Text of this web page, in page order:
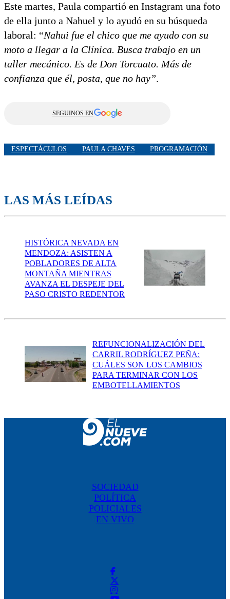
Este martes, Paula compartió en Instagram una foto
de ella junto a Nahuel y lo ayudó en su búsqueda
laboral: “Nahui fue el chico que me ayudo con su
moto a llegar a la Clínica. Busca trabajo en un
taller mecánico. Es de Don Torcuato. Más de
confianza que él, posta, que no hay”.
SEGUINOS EN
ESPECTÁCULOS PAULA CHAVES PROGRAMACIÓN
LAS MÁS LEÍDAS
HISTÓRICA NEVADA EN
MENDOZA: ASISTEN A
POBLADORES DE ALTA
MONTAÑA MIENTRAS
AVANZA EL DESPEJE DEL
PASO CRISTO REDENTOR
REFUNCIONALIZACIÓN DEL
CARRIL RODRÍGUEZ PEÑA:
CUÁLES SON LOS CAMBIOS
PARA TERMINAR CON LOS
EMBOTELLAMIENTOS
SOCIEDAD
POLÍTICA
POLICIALES
EN VIVO